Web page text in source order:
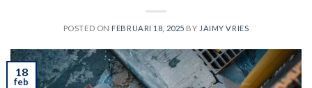
POSTED ON FEBRUARI 18, 2025 BY JAIMY VRIES
18
feb